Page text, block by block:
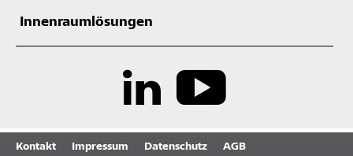
Innenraumlösungen
Kontakt Impressum Datenschutz
AGB